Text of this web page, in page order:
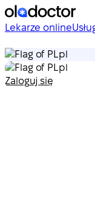
Lekarze online
pl
pl
Zaloguj się